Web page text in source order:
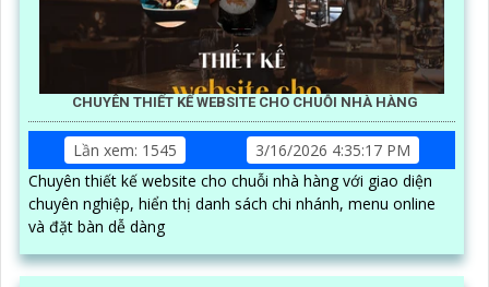
CHUYÊN THIẾT KẾ WEBSITE CHO CHUỖI NHÀ HÀNG
Lần xem: 1545
3/16/2026 4:35:17 PM
Chuyên thiết kế website cho chuỗi nhà hàng với giao diện
chuyên nghiệp, hiển thị danh sách chi nhánh, menu online
và đặt bàn dễ dàng